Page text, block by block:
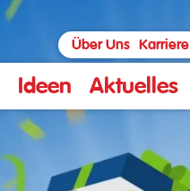
Ideen Aktuelles
Über Uns Karriere